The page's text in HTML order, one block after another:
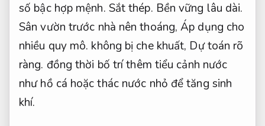
số bậc hợp mệnh. Sắt thép. Bền vững lâu dài.
Sân vườn trước nhà nên thoáng,Áp dụng cho
nhiều quy mô. không bị che khuất, Dự toán rõ
ràng. đồng thời bố trí thêm tiểu cảnh nước
như hồ cá hoặc thác nước nhỏ để tăng sinh
khí.